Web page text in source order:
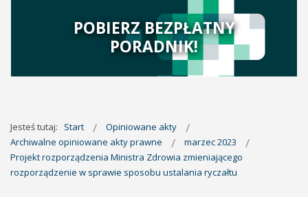
POBIERZ BEZPŁATNY
PORADNIK!
Jesteś tutaj: Start
Opiniowane akty
Archiwalne opiniowane akty prawne
marzec 2023
Projekt rozporządzenia Ministra Zdrowia zmieniającego
rozporządzenie w sprawie sposobu ustalania ryczałtu